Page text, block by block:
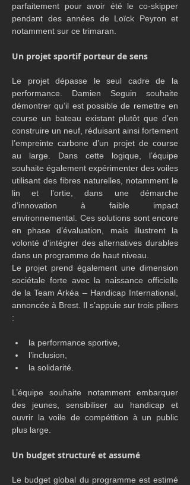
parfaitement pour avoir été le co-skipper
pendant des années de Loïck Peyron et
notamment sur ce trimaran.
Un projet sportif porteur de sens
Le projet dépasse le seul cadre de la
performance. Damien Seguin souhaite
démontrer qu’il est possible de remettre en
course un bateau existant plutôt que d’en
construire un neuf, réduisant ainsi fortement
l’empreinte carbone d’un projet de course
au large. Dans cette logique, l’équipe
souhaite également expérimenter des voiles
utilisant des fibres naturelles, notamment le
lin et l’ortie, dans une démarche
d’innovation à faible impact
environnemental. Ces solutions sont encore
en phase d’évaluation, mais illustrent la
volonté d’intégrer des alternatives durables
dans un programme de haut niveau.
Le projet prend également une dimension
sociétale forte avec la naissance officielle
de la Team Arkéa – Handicap International,
annoncée à Brest. Il s’appuie sur trois piliers
:
la performance sportive,
l’inclusion,
la solidarité.
L’équipe souhaite notamment embarquer
des jeunes, sensibiliser au handicap et
ouvrir la voile de compétition à un public
plus large.
Un budget structuré et assumé
Le budget global du programme est estimé